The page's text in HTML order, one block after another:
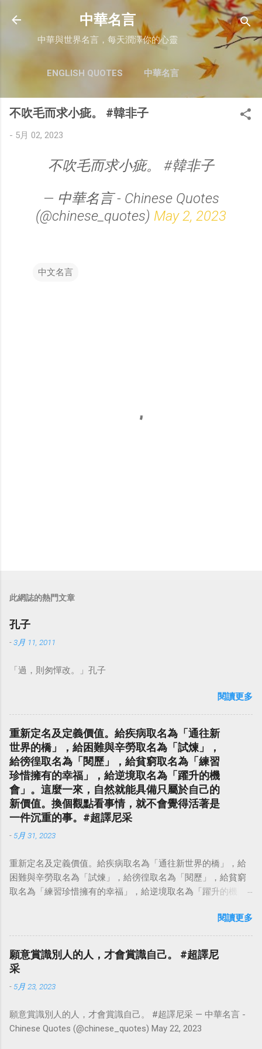
跳至主要內容
中華名言
中華與世界名言，每天潤澤你的心靈
ENGLISH QUOTES 中華名言
不吹毛而求小疵。 #韓非子
- 5月 02, 2023
不吹毛而求小疵。 #韓非子
— 中華名言 - Chinese Quotes
(@chinese_quotes) May 2, 2023
中文名言
此網誌的熱門文章
孔子
-3月 11, 2011
「過，則匆憚改。」孔子
閱讀更多
重新定名及定義價值。給疾病取名為「通往新
世界的橋」，給困難與辛勞取名為「試煉」，
給徬徨取名為「閱歷」，給貧窮取名為「練習
珍惜擁有的幸福」，給逆境取名為「躍升的機
會」。這麼一來，自然就能具備只屬於自己的
新價值。換個觀點看事情，就不會覺得活著是
一件沉重的事。#超譯尼采
- 5月 31, 2023
重新定名及定義價值。給疾病取名為「通往新世界的橋」，給
困難與辛勞取名為「試煉」，給徬徨取名為「閱歷」，給貧窮
取名為「練習珍惜擁有的幸福」，給逆境取名為「躍升的機
點看事情，就不會覺得活著是一件沉重的事。#超譯尼采 — 中
華名言 - Chinese Quotes (@chinese_quotes) May 23, 2023
閱讀更多
願意賞識別人的人，才會賞識自己。 #超譯尼
采
- 5月 23, 2023
願意賞識別人的人，才會賞識自己。 #超譯尼采 — 中華名言 -
Chinese Quotes (@chinese_quotes) May 22, 2023